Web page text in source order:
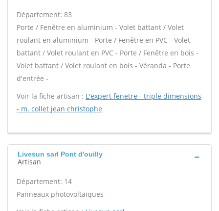
Département: 83
Porte / Fenêtre en aluminium - Volet battant / Volet
roulant en aluminium - Porte / Fenêtre en PVC - Volet
battant / Volet roulant en PVC - Porte / Fenêtre en bois -
Volet battant / Volet roulant en bois - Véranda - Porte
d'entrée -
Voir la fiche artisan : L'expert fenetre - triple dimensions
- m. collet jean christophe
Livesun sarl Pont d'ouilly
Artisan
Département: 14
Panneaux photovoltaïques -